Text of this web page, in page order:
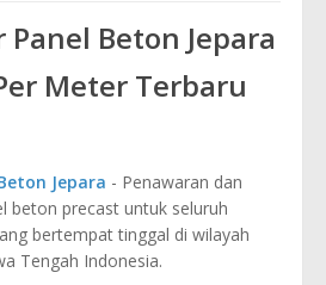
Panel Beton Jepara
Meter Terbaru
Jepara - Penawaran dan
beton precast untuk seluruh
bertempat tinggal di wilayah
Tengah Indonesia.